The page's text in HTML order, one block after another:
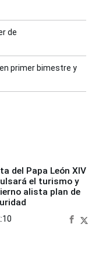
de
primer bimestre y
del Papa León XIV
el turismo y
alista plan de